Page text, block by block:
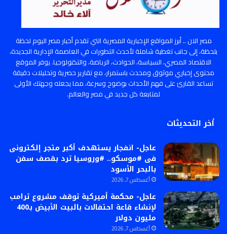
مصر الان .. أبرز المواقع الإخبارية المصرية التي تقدم أخبار مصر اليوم لحظة
بلحظة، إلى جانب تغطية شاملة لأحدث التطورات في العاصمة الإدارية الجديدة،
الاقتصاد المصري، السياسة، الحوادث، الرياضة، والتكنولوجيا. يوفر الموقع
محتوى إخباري موثوق ومحدث باستمرار، مع تقارير حصرية وتحليلات دقيقة
تساعد القارئ على فهم الأحداث بوضوح وسرعة، مما يجعله وجهتك الأولى
لمتابعة كل جديد في مصر والعالم.
أخر التحديثات
عاجل- انفجار يستهدف أكبر متجر إلكترونى
فى #موسكو.. #وروسيا ترد بقصف سفن
بالبحر الأسود
أغسطس 7, 2026
عاجل- محكمة أميركية توقف مشروع ترامب
لإنشاء قاعة احتفالات بالبيت الأبيض بـ400
مليون دولار
أغسطس 7, 2026